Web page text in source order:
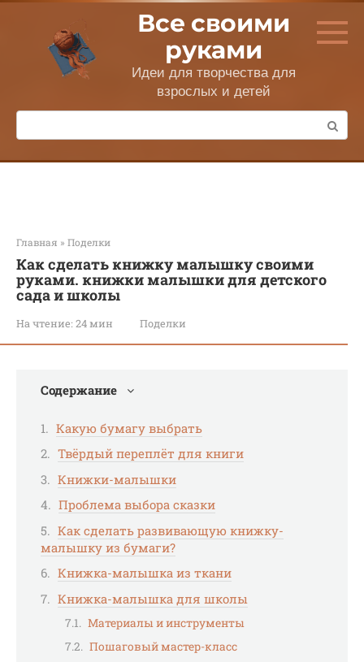
Перейти
контенту
Все своими
руками
Идеи для творчества для
взрослых и детей
Поиск:
Главная » Поделки
Как сделать книжку малышку своими
руками. книжки малышки для детского
сада и школы
На чтение: 24 мин Поделки
Содержание
Какую бумагу выбрать
Твёрдый переплёт для книги
Книжки-малышки
Проблема выбора сказки
Как сделать развивающую книжку-
малышку из бумаги?
Книжка-малышка из ткани
Книжка-малышка для школы
Материалы и инструменты
Пошаговый мастер-класс